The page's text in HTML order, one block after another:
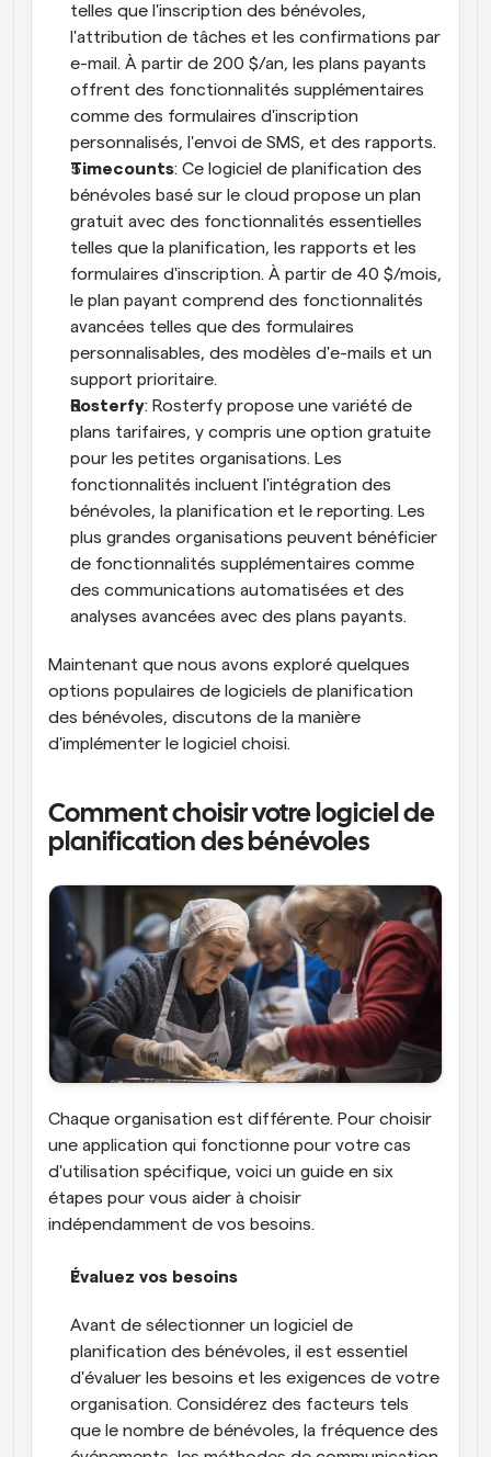
telles que l'inscription des bénévoles,
l'attribution de tâches et les confirmations par
e-mail. À partir de 200 $/an, les plans payants
offrent des fonctionnalités supplémentaires
comme des formulaires d'inscription
personnalisés, l'envoi de SMS, et des rapports.
Timecounts: Ce logiciel de planification des
bénévoles basé sur le cloud propose un plan
gratuit avec des fonctionnalités essentielles
telles que la planification, les rapports et les
formulaires d'inscription. À partir de 40 $/mois,
le plan payant comprend des fonctionnalités
avancées telles que des formulaires
personnalisables, des modèles d'e-mails et un
support prioritaire.
Rosterfy: Rosterfy propose une variété de
plans tarifaires, y compris une option gratuite
pour les petites organisations. Les
fonctionnalités incluent l'intégration des
bénévoles, la planification et le reporting. Les
plus grandes organisations peuvent bénéficier
de fonctionnalités supplémentaires comme
des communications automatisées et des
analyses avancées avec des plans payants.
Maintenant que nous avons exploré quelques
options populaires de logiciels de planification
des bénévoles, discutons de la manière
d'implémenter le logiciel choisi.
Comment choisir votre logiciel de
planification des bénévoles
Chaque organisation est différente. Pour choisir
une application qui fonctionne pour votre cas
d'utilisation spécifique, voici un guide en six
étapes pour vous aider à choisir
indépendamment de vos besoins.
Évaluez vos besoins
Avant de sélectionner un logiciel de
planification des bénévoles, il est essentiel
d'évaluer les besoins et les exigences de votre
organisation. Considérez des facteurs tels
que le nombre de bénévoles, la fréquence des